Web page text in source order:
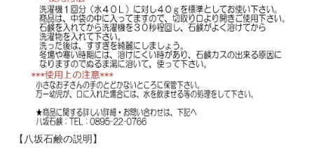
【八坂石鹸の説明】